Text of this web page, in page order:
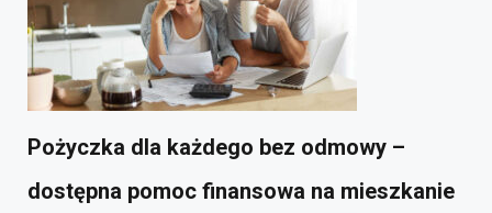
Pożyczka dla każdego bez odmowy –
dostępna pomoc finansowa na mieszkanie